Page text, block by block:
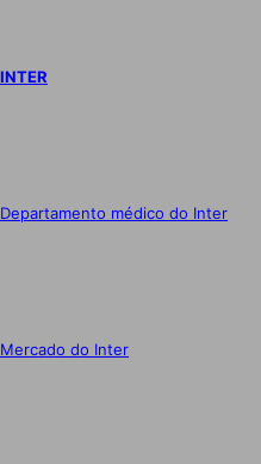
INTER
Departamento médico do Inter
Mercado do Inter